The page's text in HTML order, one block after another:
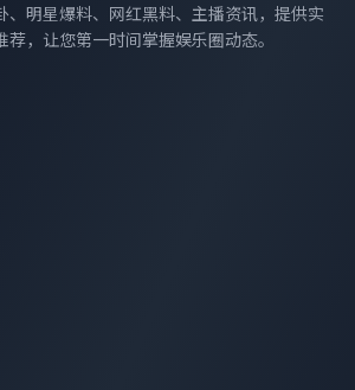
、明星爆料、网红黑料、主播资讯，提供实
，让您第一时间掌握娱乐圈动态。